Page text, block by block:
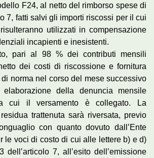
F24, al netto del rimborso spese di
7, fatti salvi gli importi riscossi per il cui
utilizzati in compensazione
incapienti e inesistenti.
pari al 98 % dei contributi mensili
dei costi di riscossione e fornitura
norma nel corso del mese successivo
della denuncia mensile
cui il versamento è collegato. La
trattenuta sarà riversata, previo
con quanto dovuto dall’Ente
le voci di costo di cui alle lettere b) e d)
dell’articolo 7, all’esito dell’emissione